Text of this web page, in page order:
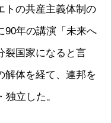
トの共産主義体制の
90年の講演「未来へ
裂国家になると言
解体を経て、連邦を
立した。